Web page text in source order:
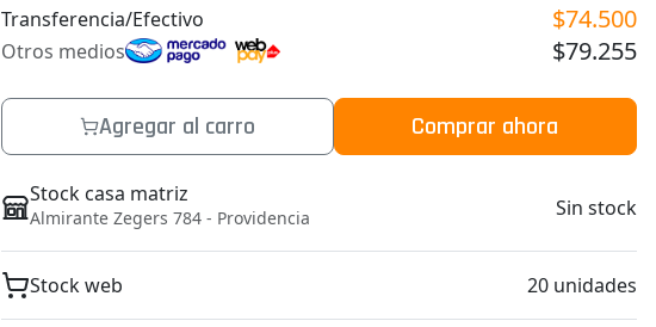
Transferencia/Efectivo $74.500
Otros medios $79.255
Agregar al carro Comprar ahora
Stock casa matriz
Almirante Zegers 784 - Providencia Sin stock
Stock web 20 unidades